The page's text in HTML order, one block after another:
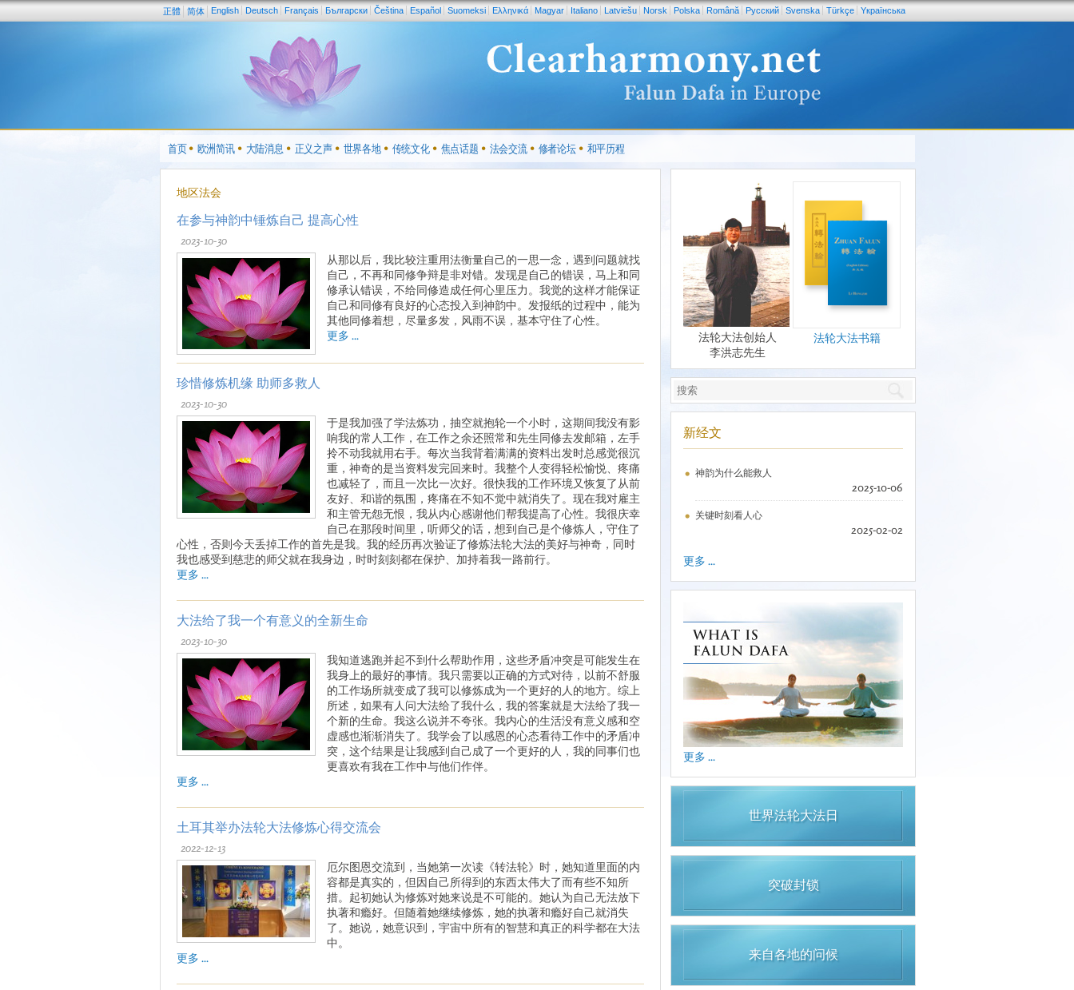
正體 简体 English Deutsch Français Български Čeština Español Suomeksi Ελληνικά Magyar Italiano Latviešu Norsk Polska Română Pусский Svenska Türkçe Yкраїнська
首页 欧洲简讯 大陆消息 正义之声 世界各地 传统文化 焦点话题 法会交流 修者论坛 和平历程
地区法会
在参与神韵中锤炼自己 提高心性
2023-10-30
从那以后，我比较注重用法衡量自己的一思一念，遇到问题就找
自己，不再和同修争辩是非对错。发现是自己的错误，马上和同
修承认错误，不给同修造成任何心里压力。我觉的这样才能保证
自己和同修有良好的心态投入到神韵中。发报纸的过程中，能为
其他同修着想，尽量多发，风雨不误，基本守住了心性。
更多 ...
珍惜修炼机缘 助师多救人
2023-10-30
于是我加强了学法炼功，抽空就抱轮一个小时，这期间我没有影
响我的常人工作，在工作之余还照常和先生同修去发邮箱，左手
拎不动我就用右手。每次当我背着满满的资料出发时总感觉很沉
重，神奇的是当资料发完回来时。我整个人变得轻松愉悦、疼痛
也减轻了，而且一次比一次好。很快我的工作环境又恢复了从前
友好、和谐的氛围，疼痛在不知不觉中就消失了。现在我对雇主
和主管无怨无恨，我从内心感谢他们帮我提高了心性。我很庆幸
自己在那段时间里，听师父的话，想到自己是个修炼人，守住了
心性，否则今天丢掉工作的首先是我。我的经历再次验证了修炼法轮大法的美好与神奇，同时
我也感受到慈悲的师父就在我身边，时时刻刻都在保护、加持着我一路前行。
更多 ...
大法给了我一个有意义的全新生命
2023-10-30
我知道逃跑并起不到什么帮助作用，这些矛盾冲突是可能发生在
我身上的最好的事情。我只需要以正确的方式对待，以前不舒服
的工作场所就变成了我可以修炼成为一个更好的人的地方。综上
所述，如果有人问大法给了我什么，我的答案就是大法给了我一
个新的生命。我这么说并不夸张。我内心的生活没有意义感和空
虚感也渐渐消失了。我学会了以感恩的心态看待工作中的矛盾冲
突，这个结果是让我感到自己成了一个更好的人，我的同事们也
更喜欢有我在工作中与他们作伴。
更多 ...
土耳其举办法轮大法修炼心得交流会
2022-12-13
厄尔图恩交流到，当她第一次读《转法轮》时，她知道里面的内
容都是真实的，但因自己所得到的东西太伟大了而有些不知所
措。起初她认为修炼对她来说是不可能的。她认为自己无法放下
执著和瘾好。但随着她继续修炼，她的执著和瘾好自己就消失
了。她说，她意识到，宇宙中所有的智慧和真正的科学都在大法
中。
更多 ...
法轮大法创始人
李洪志先生
法轮大法书籍
新经文
神韵为什么能救人
2025-10-06
关键时刻看人心
2025-02-02
更多 ...
更多 ...
世界法轮大法日
突破封锁
来自各地的问候